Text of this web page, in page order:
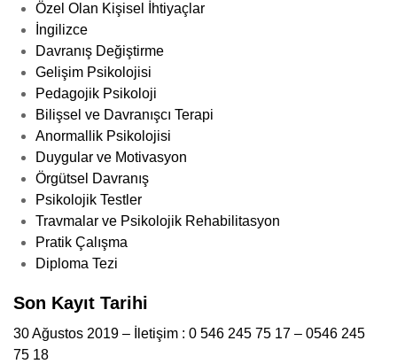
Özel Olan Kişisel İhtiyaçlar
İngilizce
Davranış Değiştirme
Gelişim Psikolojisi
Pedagojik Psikoloji
Bilişsel ve Davranışcı Terapi
Anormallik Psikolojisi
Duygular ve Motivasyon
Örgütsel Davranış
Psikolojik Testler
Travmalar ve Psikolojik Rehabilitasyon
Pratik Çalışma
Diploma Tezi
Son Kayıt Tarihi
30 Ağustos 2019 – İletişim : 0 546 245 75 17 – 0546 245
75 18